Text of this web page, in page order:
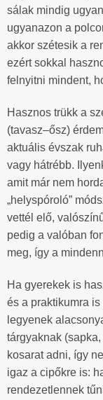
sálak mindig
ugyanazon a
akkor szétesik a
ezért sokkal
felnyitni mindent,
Hasznos trükk a
(tavasz–ősz)
aktuális évszak
vagy hátrébb.
amit már nem
„helyspóroló”
vettél elő,
pedig a valóban
meg, így a
Ha gyerekek is
és a praktikumra
legyenek
tárgyaknak
kosarat adni, így
igaz a cipőkre is:
rendezetlennek